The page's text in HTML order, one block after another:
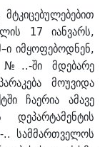
17 იანვარს,
იმყოფებოდნენ,
№..-ში მდებარე
მოუვიდა
ჩაერია ამავე
სამმართველოს